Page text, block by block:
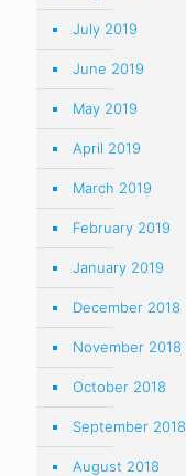
July 2019
June 2019
May 2019
April 2019
March 2019
February 2019
January 2019
December 2018
November 2018
October 2018
September 2018
August 2018